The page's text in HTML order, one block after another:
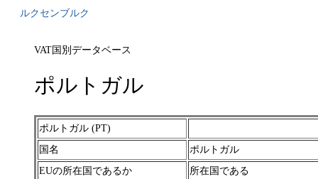
ルクセンブルク
VAT国別データベース
ポルトガル
ポルトガル (PT)
国名
ポルトガル
EUの所在国であるか
所在国である